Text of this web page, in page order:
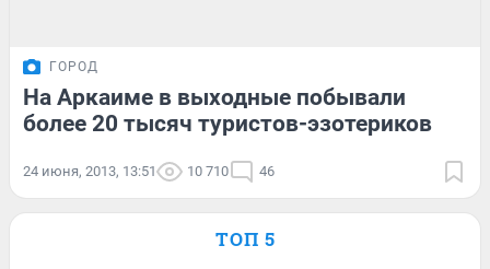
ГОРОД
На Аркаиме в выходные побывали
более 20 тысяч туристов-эзотериков
24 июня, 2013, 13:51 10 710 46
ТОП 5